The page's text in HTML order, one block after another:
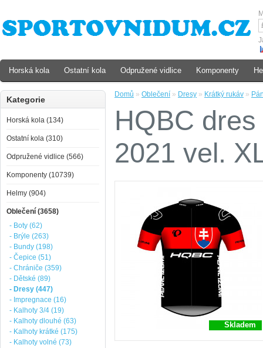
Domů » Oblečení » Dresy » Krátký rukáv »
HQBC
2021 vel.
Skladem
Kategorie
Horská kola (134)
Ostatní kola (310)
Odpružené vidlice (566)
Komponenty (10739)
Helmy (904)
Oblečení (3658)
- Boty (62)
- Brýle (263)
- Bundy (198)
- Čepice (51)
- Chrániče (359)
- Dětské (89)
- Dresy (447)
- Impregnace (16)
- Kalhoty 3/4 (19)
- Kalhoty dlouhé (63)
- Kalhoty krátké (175)
- Kalhoty volné (73)
Horská kola Ostatní kola Odpružené vidlice Komponenty